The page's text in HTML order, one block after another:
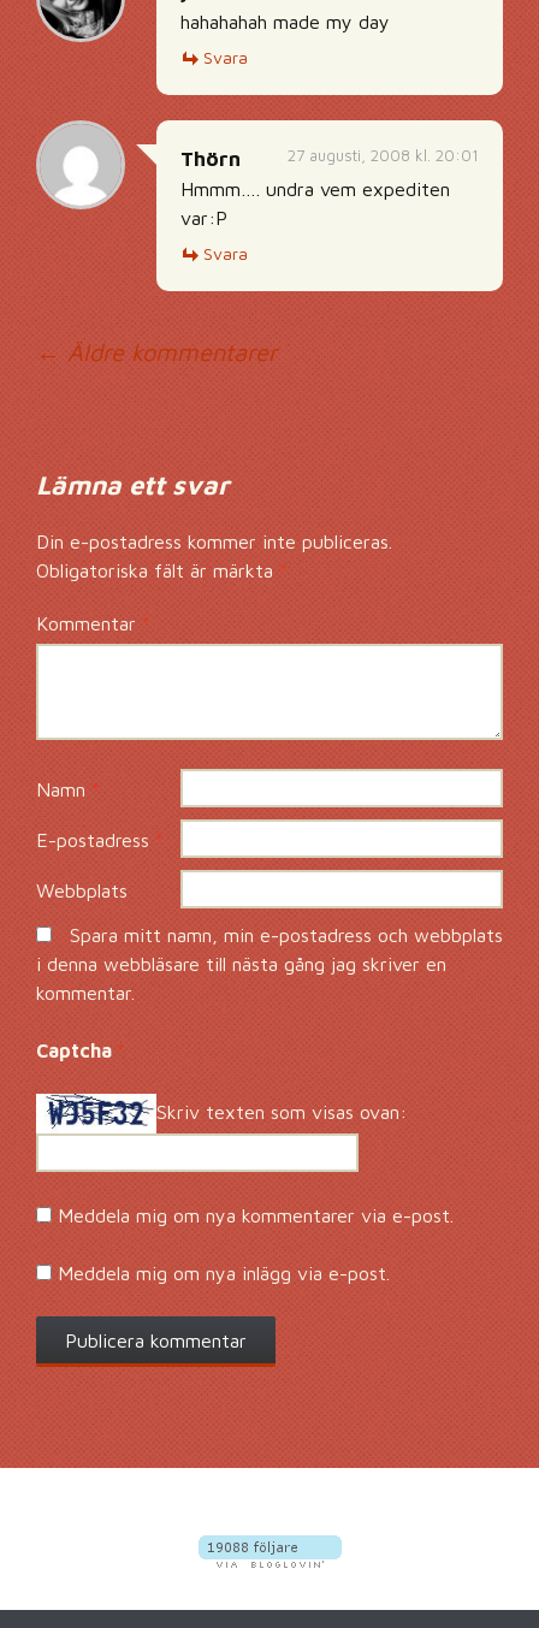
hahahahah made my day
Svara
27 augusti, 2008 kl. 20:01
Thörn
Hmmm…. undra vem expediten
var:P
Svara
← Äldre kommentarer
Lämna ett svar
Din e-postadress kommer inte publiceras.
Obligatoriska fält är märkta*
Kommentar*
Namn*
E-postadress*
Webbplats
Spara mitt namn, min e-postadress och webbplats
i denna webbläsare till nästa gång jag skriver en
kommentar.
Captcha*
Skriv texten som visas ovan:
Meddela mig om nya kommentarer via e-post.
Meddela mig om nya inlägg via e-post.